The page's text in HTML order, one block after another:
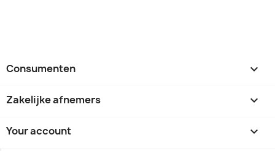
Consumenten 
Zakelijke afnemers 
Your account 